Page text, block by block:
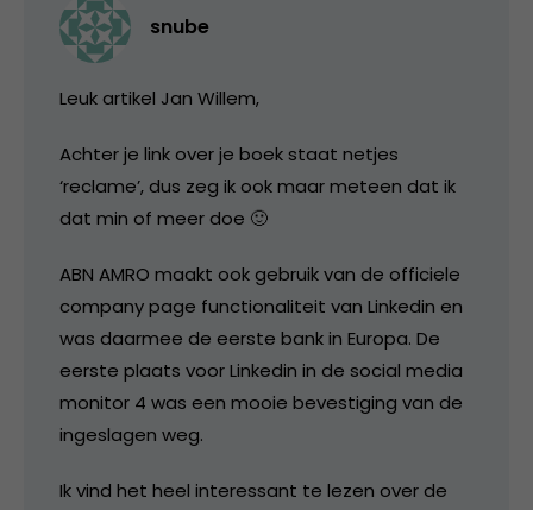
snube
Leuk artikel Jan Willem,
Achter je link over je boek staat netjes
‘reclame’, dus zeg ik ook maar meteen dat ik
dat min of meer doe 🙂
ABN AMRO maakt ook gebruik van de officiele
company page functionaliteit van Linkedin en
was daarmee de eerste bank in Europa. De
eerste plaats voor Linkedin in de social media
monitor 4 was een mooie bevestiging van de
ingeslagen weg.
Ik vind het heel interessant te lezen over de